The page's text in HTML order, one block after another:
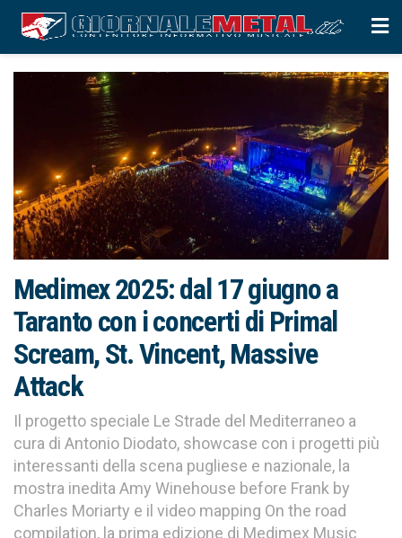
Medimex 2025: dal 17 giugno a
Taranto con i concerti di Primal
Scream, St. Vincent, Massive
Attack
Il progetto speciale Le Strade del Mediterraneo a
cura di Antonio Diodato, showcase con i progetti più
interessanti della scena pugliese e nazionale, la
mostra inedita Amy Winehouse before Frank by
Charles Moriarty e il video mapping On the road
compilation, la prima edizione di Medimex Music